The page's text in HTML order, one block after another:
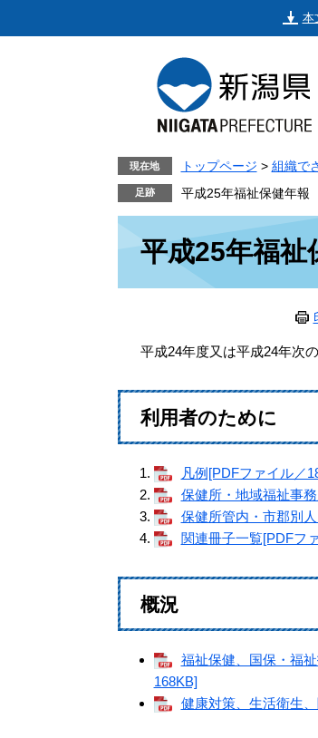
本
現在地 トップページ > 組織で
平成25年福祉保健年報
平成25年福祉
平成24年度又は平成24年次
利用者のために
凡例[PDFファイル／
保健所・地域福祉事
保健所管内・市郡別
関連冊子一覧[PDFフ
概況
福祉保健、国保・福
168KB]
健康対策、生活衛生